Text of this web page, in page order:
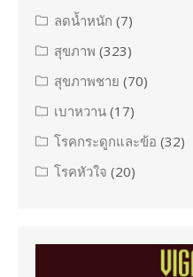
ลดน้ำหนัก (7)
สุขภาพ (323)
สุขภาพชาย (70)
เบาหวาน (17)
โรคกระดูกและข้อ (32)
โรคหัวใจ (20)